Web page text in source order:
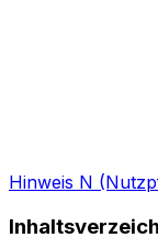
Hinweis N